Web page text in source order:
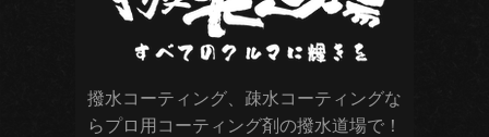
撥水コーティング、疎水コーティングな
らプロ用コーティング剤の撥水道場で！